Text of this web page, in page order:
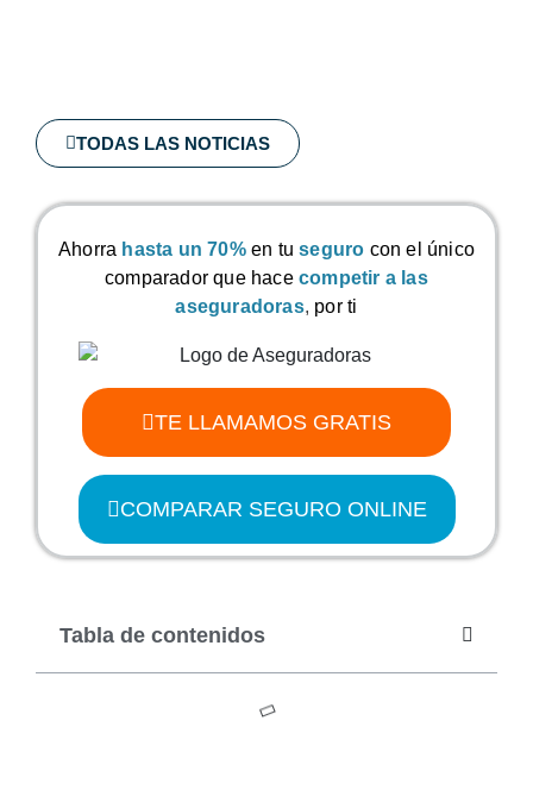
TODAS LAS NOTICIAS
Ahorra hasta un 70% en tuseguro con el único
comparador que hace competir a las
aseguradoras, por ti
TE LLAMAMOS GRATIS
COMPARAR SEGURO ONLINE
Tabla de contenidos